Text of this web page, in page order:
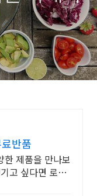
반품
한 제품을 만나보
고 싶다면 로켓